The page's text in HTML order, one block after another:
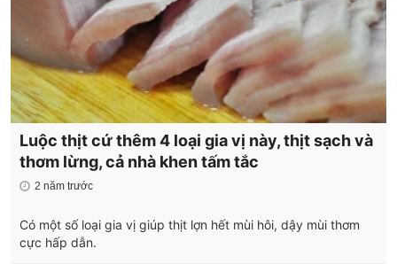
Luộc thịt cứ thêm 4 loại gia vị này, thịt sạch và
thơm lừng, cả nhà khen tấm tắc
2 năm trước
Có một số loại gia vị giúp thịt lợn hết mùi hôi, dậy mùi thơm
cực hấp dẫn.